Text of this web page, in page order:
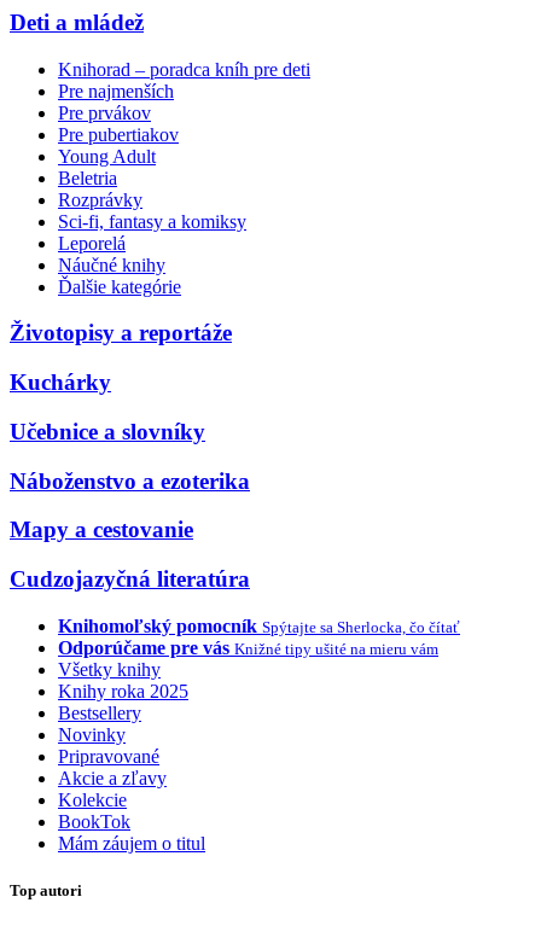
Deti a mládež
Knihorad – poradca kníh pre deti
Pre najmenších
Pre prvákov
Pre pubertiakov
Young Adult
Beletria
Rozprávky
Sci-fi, fantasy a komiksy
Leporelá
Náučné knihy
Ďalšie kategórie
Životopisy a reportáže
Kuchárky
Učebnice a slovníky
Náboženstvo a ezoterika
Mapy a cestovanie
Cudzojazyčná literatúra
Knihomoľský pomocník Spýtajte sa Sherlocka, čo čítať
Odporúčame pre vás Knižné tipy ušité na mieru vám
Všetky knihy
Knihy roka 2025
Bestsellery
Novinky
Pripravované
Akcie a zľavy
Kolekcie
BookTok
Mám záujem o titul
Top autori